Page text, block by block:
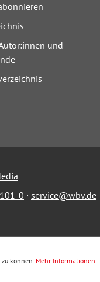
und
0 · service@wbv.de
können. Mehr Informationen ...